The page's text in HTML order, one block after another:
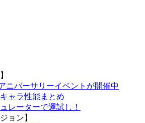
ニバーサリーイベントが開催中
ャラ性能まとめ
レーターで運試し！
ョン】